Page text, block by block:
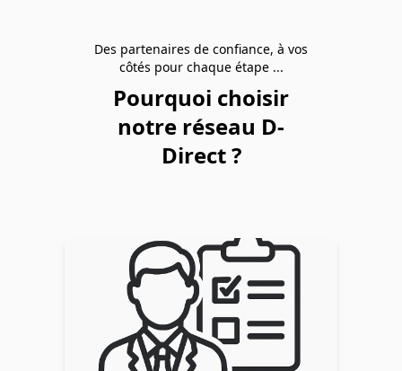
Des partenaires de confiance, à vos
côtés pour chaque étape ...
Pourquoi choisir
notre réseau D-
Direct ?